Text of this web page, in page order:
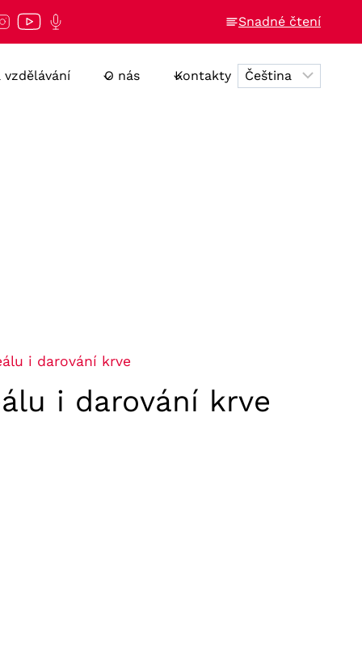
Snadné čtení
vzdělávání O nás Kontakty
i darování krve
i darování krve